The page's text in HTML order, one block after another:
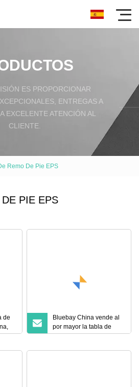
ES PROPORCIONAR
ENTREGAS A
EXCELENTE ATENCIÓN AL
CLIENTE.
Remo De Pie EPS
PIE EPS
de
Bluebay China vende al
por mayor la tabla de
remo suave con rodillo